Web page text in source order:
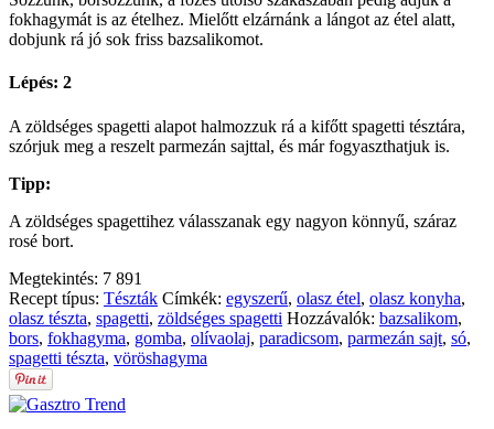
fokhagymát is az ételhez. Mielőtt elzárnánk a lángot az étel alatt,
dobjunk rá jó sok friss bazsalikomot.
Lépés: 2
A zöldséges spagetti alapot halmozzuk rá a kifőtt spagetti tésztára,
szórjuk meg a reszelt parmezán sajttal, és már fogyaszthatjuk is.
Tipp:
A zöldséges spagettihez válasszanak egy nagyon könnyű, száraz
rosé bort.
Megtekintés: 7 891
Recept típus: Tészták Címkék: egyszerű, olasz étel, olasz konyha,
olasz tészta, spagetti, zöldséges spagetti Hozzávalók: bazsalikom,
bors, fokhagyma, gomba, olívaolaj, paradicsom, parmezán sajt, só,
spagetti tészta, vöröshagyma